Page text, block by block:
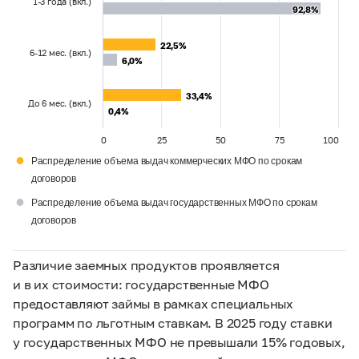
22,5%
22,5%
33,4%
33,4%
92,8%
92,8%
6,0%
6,0%
0,4%
0,4%
6-12 мес. (вкл.)
До 6 мес. (вкл.)
0 25 50 75 100
●
Распределение объема выдач коммерческих МФО по срокам
договоров
●
Распределение объема выдач государственных МФО по срокам
договоров
Различие заемных продуктов проявляется
и в их стоимости: государственные МФО
предоставляют займы в рамках специальных
программ по льготным ставкам. В 2025 году ставки
у государственных МФО не превышали 15% годовых,